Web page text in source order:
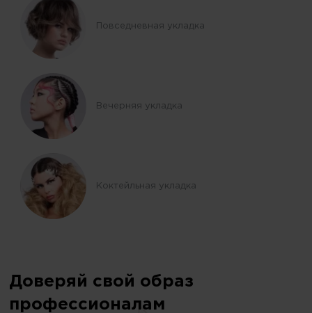
Повседневная укладка
Вечерняя укладка
Коктейльная укладка
Доверяй свой образ
профессионалам